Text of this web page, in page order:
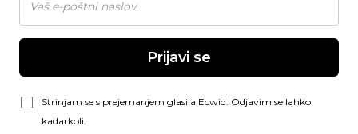
Prijavi se
Strinjam se s prejemanjem glasila Ecwid. Odjavim se lahko
kadarkoli.